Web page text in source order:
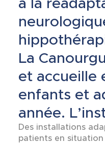
La
et accueille
enfants et
année.
Des installations
patients en